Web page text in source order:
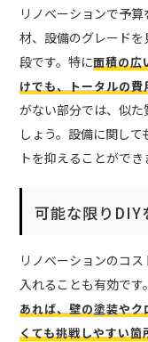
リノベーションで予
材、設備のグレード
段です。特に面積の広
けでも、トータルの
がない部分では、似
しょう。設備に関し
トを抑えることができ
可能な限りDIY
リノベーションのコ
入れることも有効です
あれば、壁の塗装や
くても挑戦しやすい